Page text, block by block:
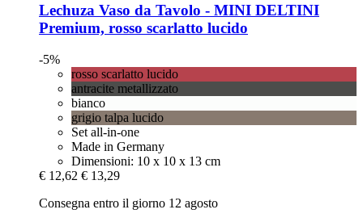
Lechuza Vaso da Tavolo -​ MINI DELTINI
Premium, rosso scarlatto lucido
-5%
rosso scarlatto lucido
antracite metallizzato
bianco
grigio talpa lucido
Set all-in-one
Made in Germany
Dimensioni: 10 x 10 x 13 cm
€ 12,62 € 13,29
Consegna entro il giorno 12 agosto